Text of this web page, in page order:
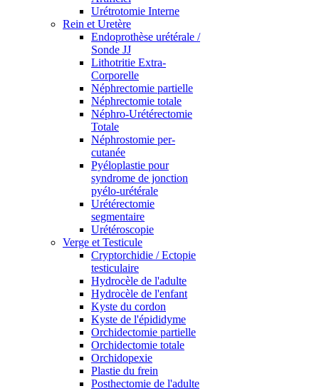
Urétrotomie Interne
Rein et Uretère
Endoprothèse urétérale /
Sonde JJ
Lithotritie Extra-
Corporelle
Néphrectomie partielle
Néphrectomie totale
Néphro-Urétérectomie
Totale
Néphrostomie per-
cutanée
Pyéloplastie pour
syndrome de jonction
pyélo-urétérale
Urétérectomie
segmentaire
Urétéroscopie
Verge et Testicule
Cryptorchidie / Ectopie
testiculaire
Hydrocèle de l'adulte
Hydrocèle de l'enfant
Kyste du cordon
Kyste de l'épididyme
Orchidectomie partielle
Orchidectomie totale
Orchidopexie
Plastie du frein
Posthectomie de l'adulte